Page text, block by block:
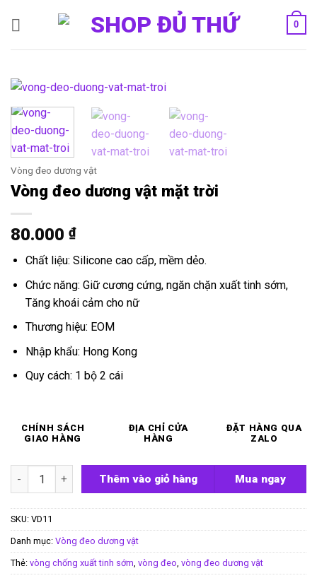
0
Vòng đeo dương vật
Vòng đeo dương vật mặt trời
80.000 ₫
Chất liệu: Silicone cao cấp, mềm dẻo.
Chức năng: Giữ cương cứng, ngăn chặn xuất tinh sớm,
Tăng khoái cảm cho nữ
Thương hiệu: EOM
Nhập khẩu: Hong Kong
Quy cách: 1 bộ 2 cái
CHÍNH SÁCH
GIAO HÀNG
ĐỊA CHỈ CỬA
HÀNG
ĐẶT HÀNG QUA
ZALO
Vòng đeo dương vật mặt trời số lượng
Thêm vào giỏ hàng Mua ngay
SKU: VD11
Danh mục: Vòng đeo dương vật
Thẻ: vòng chống xuất tinh sớm vòng đeo vòng đeo dương vật